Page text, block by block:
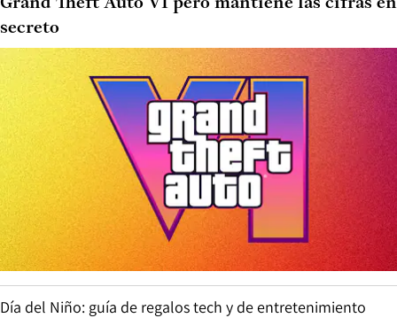
secreto
Día del Niño: guía de regalos tech y de entretenimiento